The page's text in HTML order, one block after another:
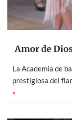
Amor de
La Academia de
prestigiosa del
»